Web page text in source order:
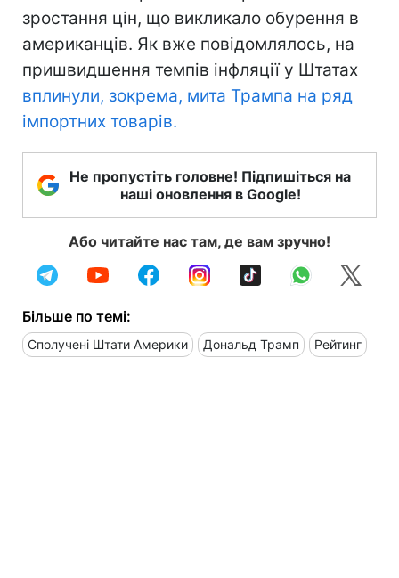
зростання цін, що викликало обурення в
американців. Як вже повідомлялось, на
пришвидшення темпів інфляції у Штатах
вплинули, зокрема, мита Трампа на ряд
імпортних товарів.
Не пропустіть головне! Підпишіться на
наші оновлення в Google!
Або читайте нас там, де вам зручно!
Більше по темі:
Сполучені Штати Америки Дональд Трамп Рейтинг